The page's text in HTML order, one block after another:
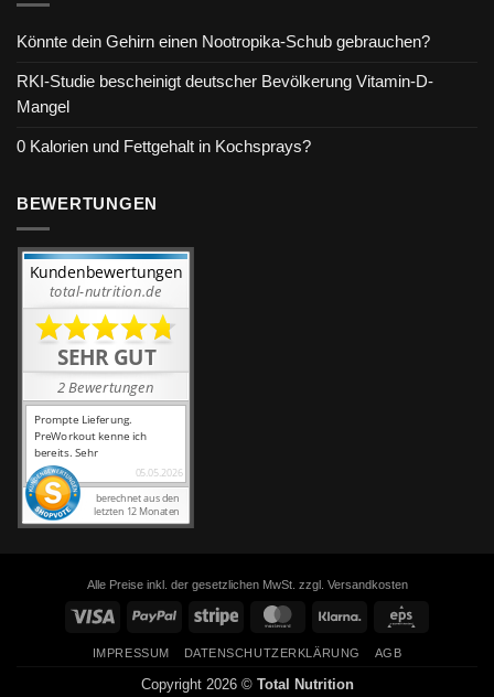
Könnte dein Gehirn einen Nootropika-Schub gebrauchen?
RKI-Studie bescheinigt deutscher Bevölkerung Vitamin-D-
Mangel
0 Kalorien und Fettgehalt in Kochsprays?
BEWERTUNGEN
Alle Preise inkl. der gesetzlichen MwSt. zzgl. Versandkosten
Visa PayPal Stripe MasterCard Klarna
IMPRESSUM DATENSCHUTZERKLÄRUNG AGB
Copyright 2026 © Total Nutrition